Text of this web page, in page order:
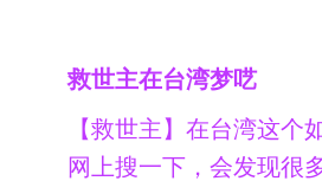
救世主在台湾梦呓
【救世主】在台湾这个
网上搜一下，会发现很